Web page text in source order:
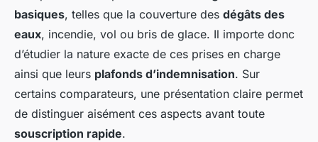
basiques, telles que la couverture des dégâts des
eaux, incendie, vol ou bris de glace. Il importe donc
d’étudier la nature exacte de ces prises en charge
ainsi que leurs plafonds d’indemnisation. Sur
certains comparateurs, une présentation claire permet
de distinguer aisément ces aspects avant toute
souscription rapide.